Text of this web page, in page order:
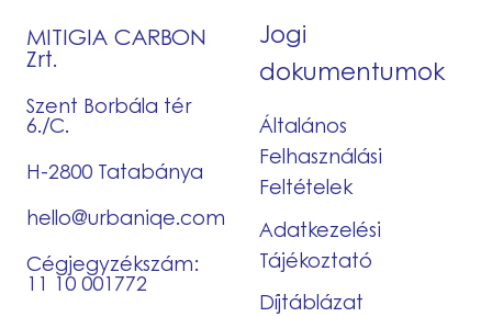
MITIGIA CARBON
Zrt.
Szent Borbála tér
6./C.
H-2800 Tatabánya
hello@urbaniqe.com
Cégjegyzékszám:
11 10 001772
Jogi
dokumentumok
Általános
Felhasználási
Feltételek
Adatkezelési
Tájékoztató
Díjtáblázat